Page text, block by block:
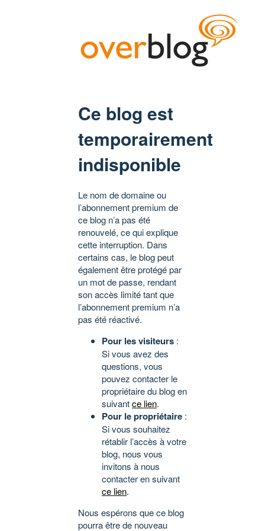
Ce blog est
temporairement
indisponible
Le nom de domaine ou
l’abonnement premium de
ce blog n’a pas été
renouvelé, ce qui explique
cette interruption. Dans
certains cas, le blog peut
également être protégé par
un mot de passe, rendant
son accès limité tant que
l’abonnement premium n’a
pas été réactivé.
Pour les visiteurs :
Si vous avez des
questions, vous
pouvez contacter le
propriétaire du blog en
suivantce lien.
Pour le propriétaire :
Si vous souhaitez
rétablir l’accès à votre
blog, nous vous
invitons à nous
contacter en suivant
ce lien.
Nous espérons que ce blog
pourra être de nouveau